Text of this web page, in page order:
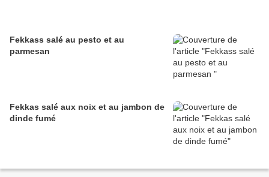
Fekkass salé au pesto et au
parmesan
Fekkas salé aux noix et au jambon de
dinde fumé